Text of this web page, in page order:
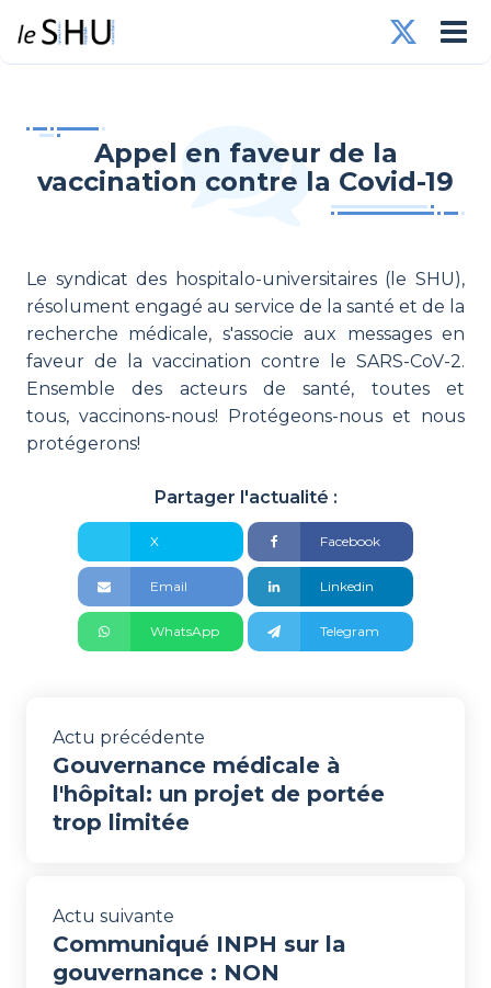
Appel en faveur de la
vaccination contre la Covid-19
Le syndicat des hospitalo-universitaires (le SHU),
résolument engagé au service de la santé et de la
recherche médicale, s'associe aux messages en
faveur de la vaccination contre le SARS-CoV-2.
Ensemble des acteurs de santé, toutes et
tous, vaccinons-nous! Protégeons-nous et nous
protégerons!
Partager l'actualité :
X Facebook
Email Linkedin
WhatsApp Telegram
Actu précédente
Gouvernance médicale à
l'hôpital: un projet de portée
trop limitée
Actu suivante
Communiqué INPH sur la
gouvernance : NON